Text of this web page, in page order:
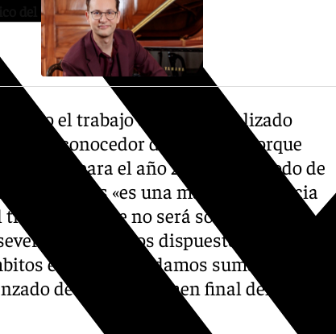
del
el trabajo que se ha realizado
conocedor del proceso porque
para el año 2016. A su modo de
andaluces «es una magnífica noticia
porque no será solo un apoyo
«Estamos dispuestos a
en los que podamos sumar puntos
de cara al examen final del 3 de